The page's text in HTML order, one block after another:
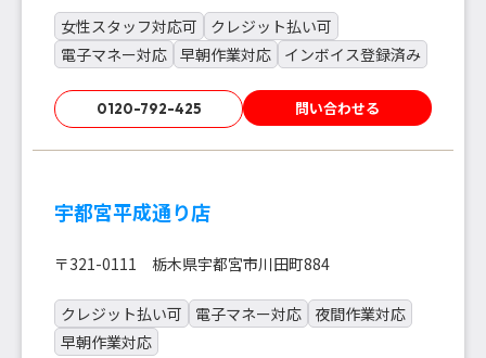
女性スタッフ対応可
クレジット払い可
電子マネー対応 早朝作業対応 インボイス登録済み
0120-792-425 問い合わせる
宇都宮平成通り店
〒321-0111 栃木県宇都宮市川田町884
クレジット払い可 電子マネー対応
夜間作業対応
早朝作業対応